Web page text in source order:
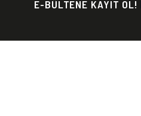
E-BÜLTENE KAYIT OL!